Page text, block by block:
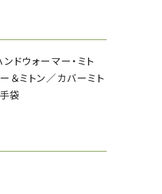
ドウォーマー・ミト
＆ミトン／カバーミト
袋